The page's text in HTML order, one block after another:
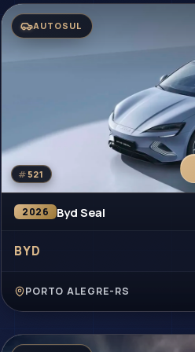
AUTOSUL
#521
2026 Byd Seal
BYD
PORTO ALEGRE-RS